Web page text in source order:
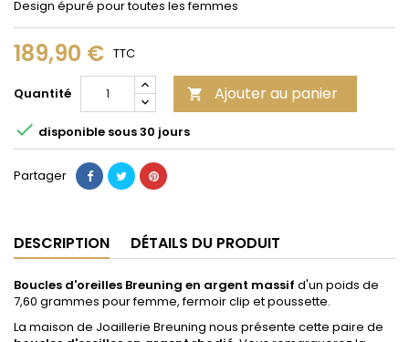
Design épuré pour toutes les femmes
189,90 € TTC
Quantité  Ajouter au panier
 disponible sous 30 jours
Partager
DESCRIPTION DÉTAILS DU PRODUIT
Boucles d'oreilles Breuning en argent massif d'un poids de
7,60 grammes pour femme, fermoir clip et poussette.
La maison de Joaillerie Breuning nous présente cette paire de